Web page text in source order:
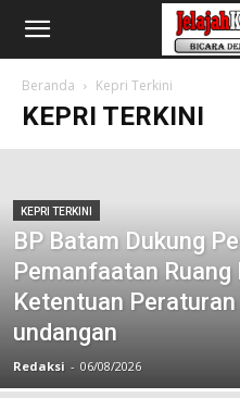
Beranda Kepri Terkini
KEPRI TERKINI
KEPRI TERKINI
BP Batam Dukung
Pemanfaatan Ruang
Ketentuan
undangan
Redaksi - 06/08/2026